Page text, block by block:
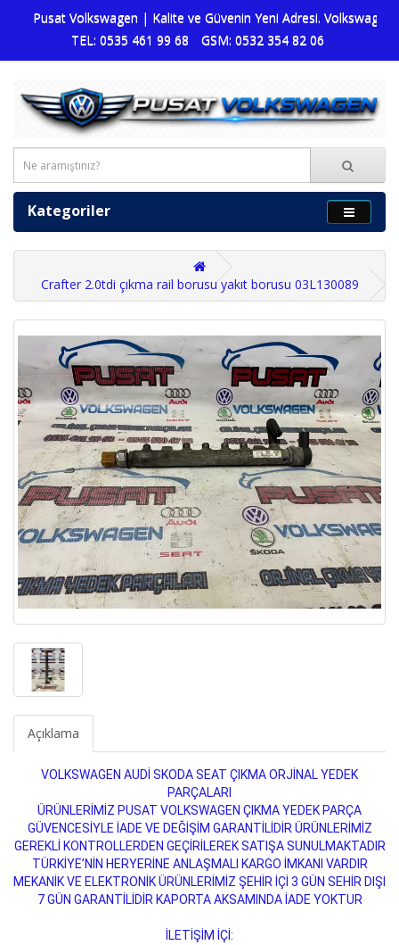
Pusat Volkswagen | Kalite ve Güvenin Yeni Adresi. Volkswagen
TEL: 0535 461 99 68
GSM: 0532 354 82 06
Kategoriler
Crafter 2.0tdi çıkma rail borusu yakıt borusu 03L130089
Açıklama
VOLKSWAGEN AUDİ SKODA SEAT ÇIKMA ORJİNAL YEDEK
PARÇALARI
ÜRÜNLERİMİZ PUSAT VOLKSWAGEN ÇIKMA YEDEK PARÇA
GÜVENCESİYLE İADE VE DEĞİŞİM GARANTİLİDİR ÜRÜNLERİMİZ
GEREKLİ KONTROLLERDEN GEÇİRİLEREK SATIŞA SUNULMAKTADIR
TÜRKİYE’NİN HERYERİNE ANLAŞMALI KARGO İMKANI VARDIR
MEKANİK VE ELEKTRONİK ÜRÜNLERİMİZ ŞEHİR İÇİ 3 GÜN SEHİR DIŞI
7 GÜN GARANTİLİDİR KAPORTA AKSAMINDA İADE YOKTUR
İLETİŞİM İÇİ: